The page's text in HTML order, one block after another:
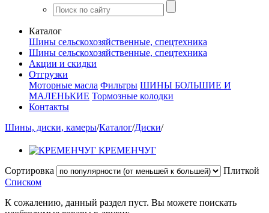
Каталог
Шины сельскохозяйственные, спецтехника
Шины сельскохозяйственные, спецтехника
Акции и скидки
Отгрузки
Моторные масла Фильтры ШИНЫ БОЛЬШИЕ И
МАЛЕНЬКИЕ Тормозные колодки
Контакты
Шины, диски, камеры/Каталог/Диски/
КРЕМЕНЧУГ
Сортировка
Плиткой
Списком
К сожалению, данный раздел пуст. Вы можете поискать